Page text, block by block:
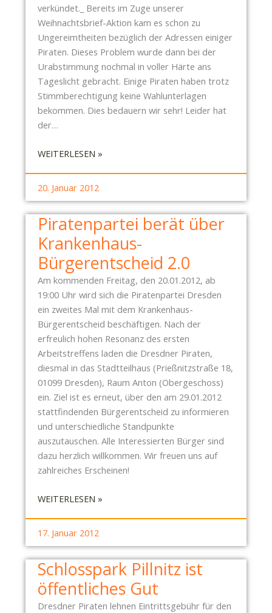
verkündet._ Bereits im Zuge unserer
Weihnachtsbrief-Aktion kam es schon zu
Ungereimtheiten bezüglich der Adressen einiger
Piraten. Dieses Problem wurde dann bei der
Urabstimmung nochmal in voller Härte ans
Tageslicht gebracht. Einige Piraten haben trotz
Stimmberechtigung keine Wahlunterlagen
bekommen. Dies bedauern wir sehr! Leider hat
der…
WEITERLESEN »:
A
T
E
P
A
R
T
E
I
D
R
E
S
D
E
N
U
N
E
R
T
Ü
T
Z
T
20. Januar 2012
Piratenpartei berät über
Krankenhaus-
Bürgerentscheid 2.0
Am kommenden Freitag, den 20.01.2012, ab
19:00 Uhr wird sich die Piratenpartei Dresden
ein zweites Mal mit dem Krankenhaus-
Bürgerentscheid beschäftigen. Nach der
erfreulich hohen Resonanz des ersten
Arbeitstreffens laden die Dresdner Piraten,
diesmal in das Stadtteilhaus (Prießnitzstraße 18,
01099 Dresden), Raum Anton (Obergeschoss)
ein. Ziel ist es erneut, über den am 29.01.2012
stattfindenden Bürgerentscheid zu informieren
und unterschiedliche Standpunkte
auszutauschen. Alle Interessierten Bürger sind
dazu herzlich willkommen. Wir freuen uns auf
zahlreiches Erscheinen!
WEITERLESEN »:
A
T
E
17. Januar 2012
Schlosspark Pillnitz ist
öffentliches Gut
Dresdner Piraten lehnen Eintrittsgebühr für den